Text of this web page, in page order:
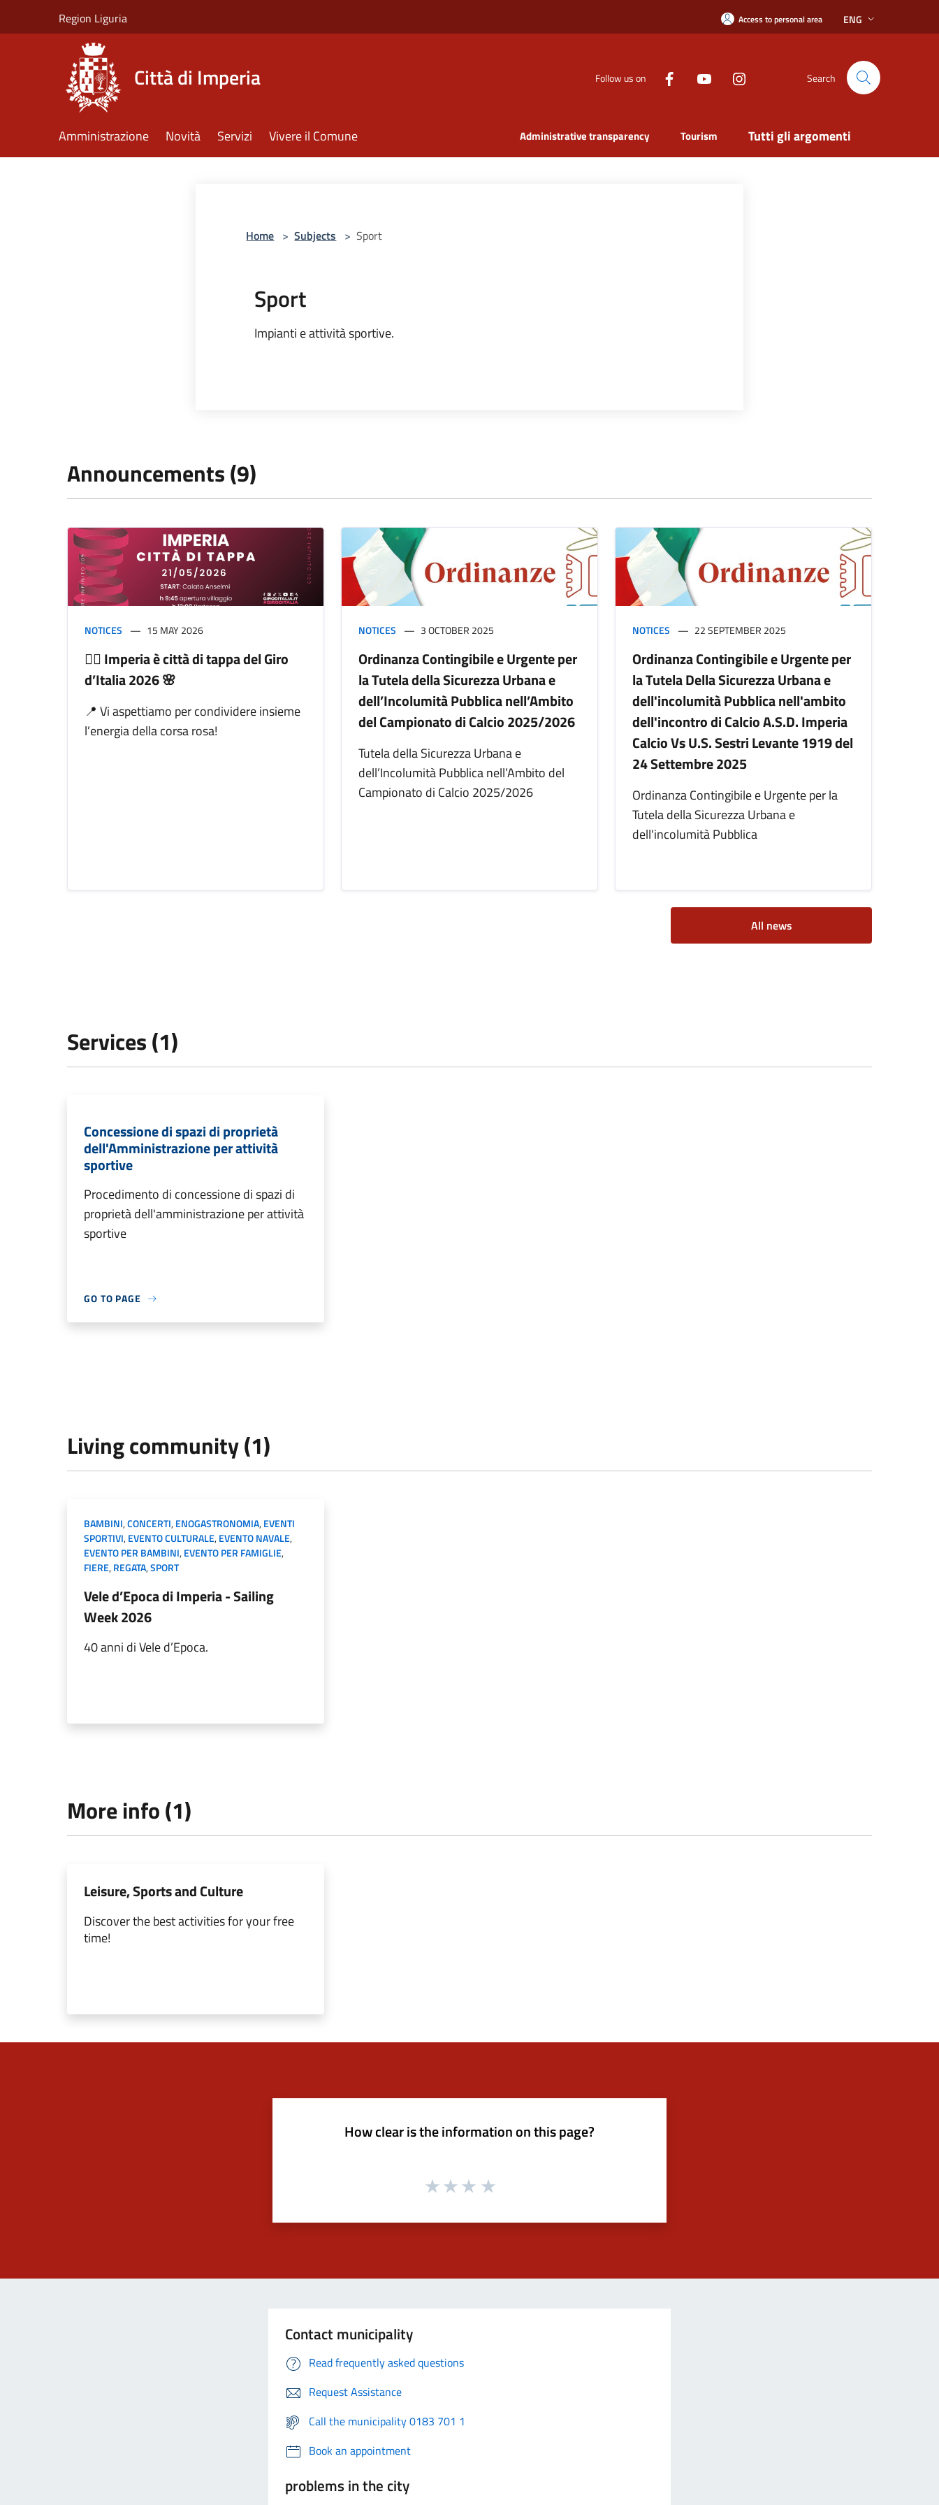
Region Liguria Access to personal area ENG
Città di Imperia Follow us on Search
Amministrazione Novità Servizi Vivere il Comune Administrative transparency Tourism Tutti gli argomenti
Home > Subjects > Sport
Sport
Impianti e attività sportive.
Announcements (9)
NOTICES 15 MAY 2026
🚴‍♂️ Imperia è città di tappa del Giro
d’Italia 2026 🌸
📍 Vi aspettiamo per condividere insieme
l’energia della corsa rosa!
NOTICES 3 OCTOBER 2025
Ordinanza Contingibile e Urgente per
la Tutela della Sicurezza Urbana e
dell’Incolumità Pubblica nell’Ambito
del Campionato di Calcio 2025/2026
Tutela della Sicurezza Urbana e
dell’Incolumità Pubblica nell’Ambito del
Campionato di Calcio 2025/2026
NOTICES 22 SEPTEMBER 2025
Ordinanza Contingibile e Urgente per
la Tutela Della Sicurezza Urbana e
dell'incolumità Pubblica nell'ambito
dell'incontro di Calcio A.S.D. Imperia
Calcio Vs U.S. Sestri Levante 1919 del
24 Settembre 2025
Ordinanza Contingibile e Urgente per la
Tutela della Sicurezza Urbana e
dell'incolumità Pubblica
All news
Services (1)
Concessione di spazi di proprietà
dell'Amministrazione per attività
sportive
Procedimento di concessione di spazi di
proprietà dell'amministrazione per attività
sportive
GO TO PAGE
Living community (1)
BAMBINI,CONCERTI,ENOGASTRONOMIA,EVENTI
SPORTIVI,EVENTO CULTURALE,EVENTO NAVALE,
EVENTO PER BAMBINI,EVENTO PER FAMIGLIE,
FIERE,REGATA,SPORT
Vele d’Epoca di Imperia - Sailing
Week 2026
40 anni di Vele d’Epoca.
More info (1)
Leisure, Sports and Culture
Discover the best activities for your free
time!
How clear is the information on this page?
Contact municipality
Read frequently asked questions
Request Assistance
Call the municipality 0183 701 1
Book an appointment
problems in the city